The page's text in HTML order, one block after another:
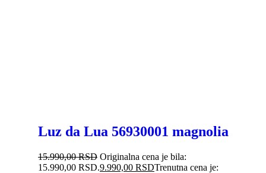
Luz da Lua 56930001 magnolia
15.990,00RSD Originalna cena je bila:
15.990,00 RSD.9.990,00 RSDTrenutna cena je: